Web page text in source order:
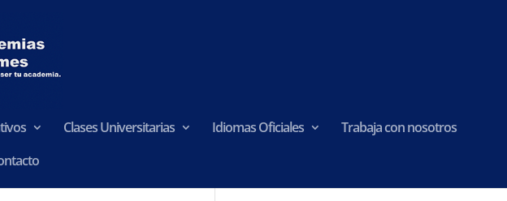
Clases Universitarias Idiomas Oficiales
Trabaja con nosotros